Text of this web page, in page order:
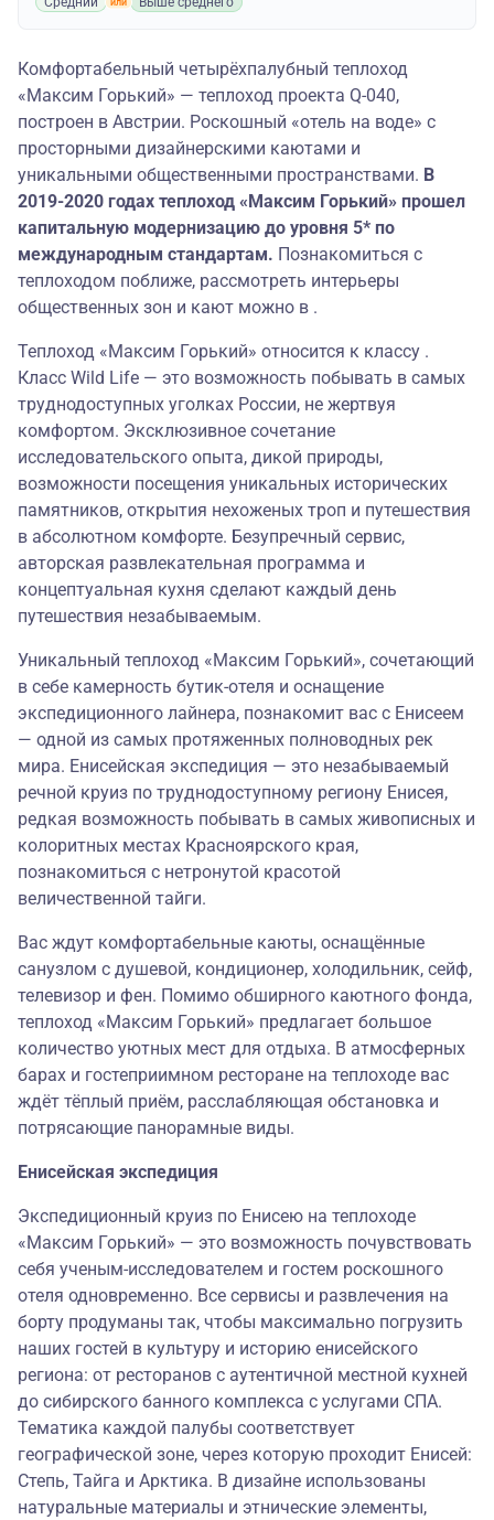
Комфортабельный четырёхпалубный теплоход
«Максим Горький» — теплоход проекта Q-040,
построен в Австрии. Роскошный «отель на воде» с
просторными дизайнерскими каютами и
уникальными общественными пространствами. В
2019-2020 годах теплоход «Максим Горький» прошел
капитальную модернизацию до уровня 5* по
международным стандартам. Познакомиться с
теплоходом поближе, рассмотреть интерьеры
общественных зон и кают можно в .
Теплоход «Максим Горький» относится к классу .
Класс Wild Life — это возможность побывать в самых
труднодоступных уголках России, не жертвуя
комфортом. Эксклюзивное сочетание
исследовательского опыта, дикой природы,
возможности посещения уникальных исторических
памятников, открытия нехоженых троп и путешествия
в абсолютном комфорте. Безупречный сервис,
авторская развлекательная программа и
концептуальная кухня сделают каждый день
путешествия незабываемым.
Уникальный теплоход «Максим Горький», сочетающий
в себе камерность бутик-отеля и оснащение
экспедиционного лайнера, познакомит вас с Енисеем
— одной из самых протяженных полноводных рек
мира. Енисейская экспедиция — это незабываемый
речной круиз по труднодоступному региону Енисея,
редкая возможность побывать в самых живописных и
колоритных местах Красноярского края,
познакомиться с нетронутой красотой
величественной тайги.
Вас ждут комфортабельные каюты, оснащённые
санузлом с душевой, кондиционер, холодильник, сейф,
телевизор и фен. Помимо обширного каютного фонда,
теплоход «Максим Горький» предлагает большое
количество уютных мест для отдыха. В атмосферных
барах и гостеприимном ресторане на теплоходе вас
ждёт тёплый приём, расслабляющая обстановка и
потрясающие панорамные виды.
Енисейская экспедиция
Экспедиционный круиз по Енисею на теплоходе
«Максим Горький» — это возможность почувствовать
себя ученым-исследователем и гостем роскошного
отеля одновременно. Все сервисы и развлечения на
борту продуманы так, чтобы максимально погрузить
наших гостей в культуру и историю енисейского
региона: от ресторанов с аутентичной местной кухней
до сибирского банного комплекса с услугами СПА.
Тематика каждой палубы соответствует
географической зоне, через которую проходит Енисей:
Степь, Тайга и Арктика. В дизайне использованы
натуральные материалы и этнические элементы,